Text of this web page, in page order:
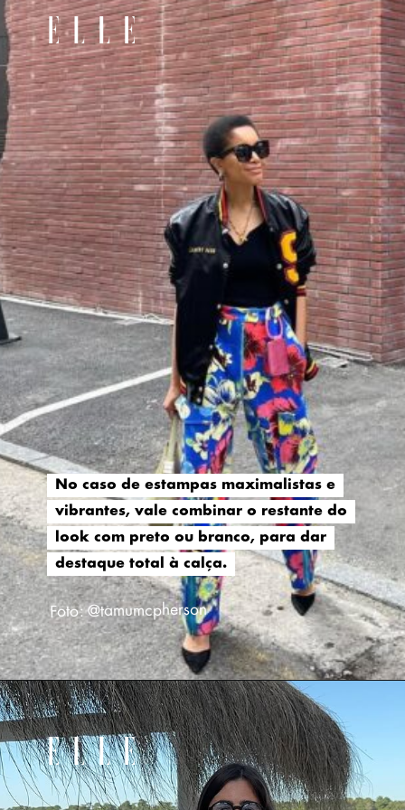
No caso de estampas maximalistas e
vibrantes, vale combinar o restante do
look com preto ou branco, para dar
destaque total à calça.
No caso de estampas maximalistas e
vibrantes, vale combinar o restante do
look com preto ou branco, para dar
destaque total à calça.
Foto: @tamumcpherson